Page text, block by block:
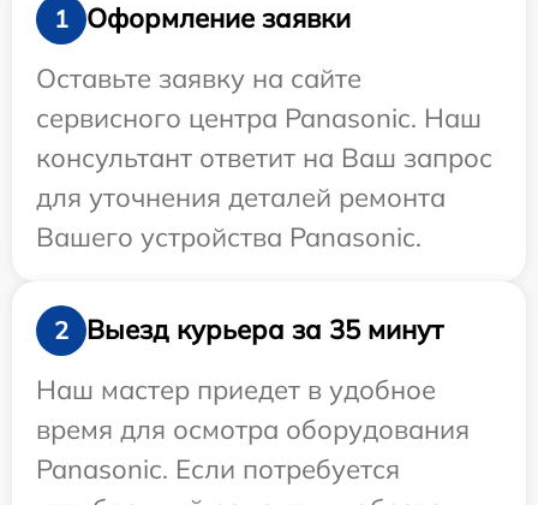
1
Оформление заявки
Оставьте заявку на сайте
сервисного центра Panasonic. Наш
консультант ответит на Ваш запрос
для уточнения деталей ремонта
Вашего устройства Panasonic.
2
Выезд курьера за 35 минут
Наш мастер приедет в удобное
время для осмотра оборудования
Panasonic. Если потребуется